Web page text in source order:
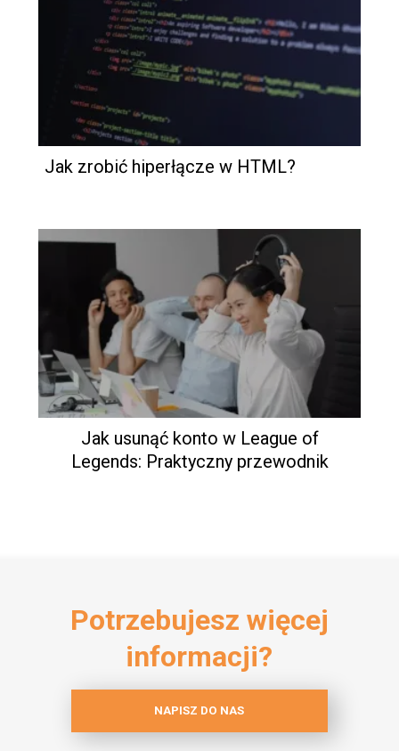
Jak zrobić hiperłącze w HTML?
Jak usunąć konto w League of
Legends: Praktyczny przewodnik
Potrzebujesz więcej
informacji?
NAPISZ DO NAS